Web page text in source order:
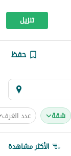
تنزيل
حفظ
شقة عدد الغرف
الأكثر مشاهدة